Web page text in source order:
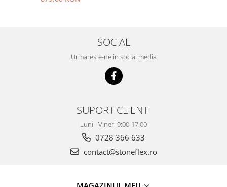
SOCIAL
Urmareste-ne in social media
SUPORT CLIENTI
Luni - Vineri 9:00-17:00
0728 366 633
contact@stoneflex.ro